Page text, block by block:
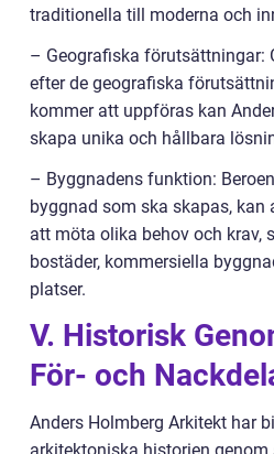
traditionella till moderna och
– Geografiska förutsättningar:
efter de geografiska
kommer att uppföras kan
skapa unika och hållbara
– Byggnadens funktion:
byggnad som ska skapas, kan
att möta olika behov och krav,
bostäder, kommersiella
platser.
V. Historisk
För- och
Anders Holmberg Arkitekt har